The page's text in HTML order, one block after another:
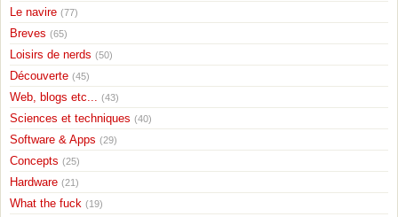
Le navire (77)
Breves (65)
Loisirs de nerds (50)
Découverte (45)
Web, blogs etc... (43)
Sciences et techniques (40)
Software & Apps (29)
Concepts (25)
Hardware (21)
What the fuck (19)